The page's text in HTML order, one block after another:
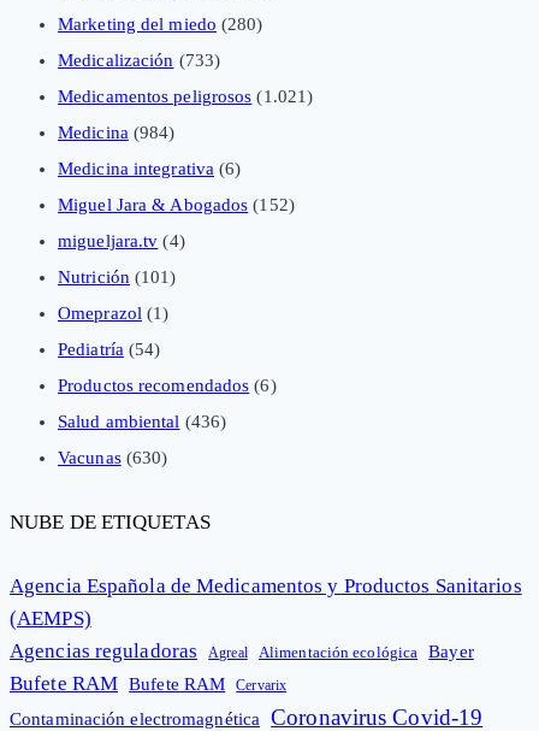
Marketing del miedo (280)
Medicalización (733)
Medicamentos peligrosos (1.021)
Medicina (984)
Medicina integrativa (6)
Miguel Jara & Abogados (152)
migueljara.tv (4)
Nutrición (101)
Omeprazol (1)
Pediatría (54)
Productos recomendados (6)
Salud ambiental (436)
Vacunas(630)
NUBE DE ETIQUETAS
Agencia Española de Medicamentos y Productos Sanitarios
(AEMPS)
Agencias reguladoras
Agreal Alimentación ecológica Bayer
Bufete RAM Bufete RAM Cervarix
Contaminación electromagnética Coronavirus Covid-19